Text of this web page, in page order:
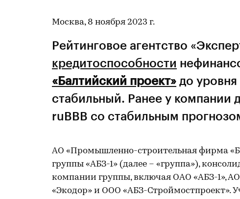
Москва, 8 ноября 2023 г.
Рейтинговое агентство
кредитоспособности
«Балтийский проект» до
стабильный. Ранее у компании
ruBBB со стабильным
АО «Промышленно-строительная фирма
группы «АБЗ-1» (далее – «группа»),
компании группы, включая ОАО «АБЗ-1»,
«Экодор» и ООО «АБЗ-Строймостпроект».